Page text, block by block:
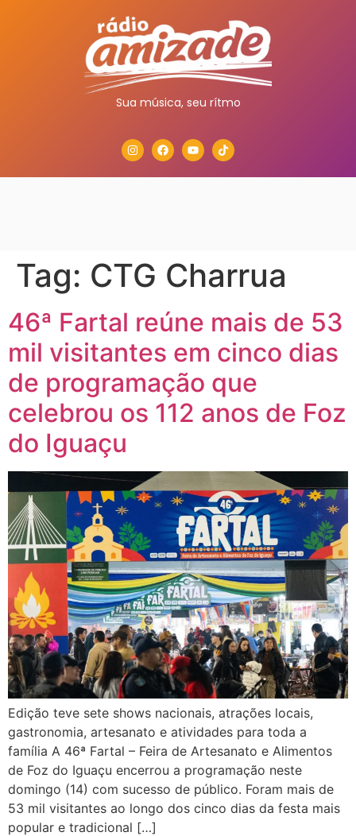
Sua música, seu rítmo
Tag: CTG Charrua
46ª Fartal reúne mais de 53
mil visitantes em cinco dias
de programação que
celebrou os 112 anos de Foz
do Iguaçu
Edição teve sete shows nacionais, atrações locais,
gastronomia, artesanato e atividades para toda a
família A 46ª Fartal – Feira de Artesanato e Alimentos
de Foz do Iguaçu encerrou a programação neste
domingo (14) com sucesso de público. Foram mais de
53 mil visitantes ao longo dos cinco dias da festa mais
popular e tradicional […]